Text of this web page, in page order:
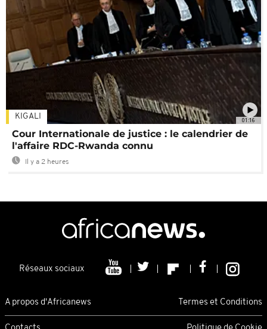
01:16
KIGALI
Cour Internationale de justice : le calendrier de
l'affaire RDC-Rwanda connu
Il y a 2 heures
Réseaux sociaux
A propos d'Africanews Termes et Conditions